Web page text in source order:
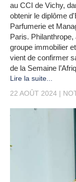
au CCI de Vichy,
obtenir le diplôme
Parfumerie et
Paris.
groupe immobilier
vient de confirmer
de la Semaine
Lire la suite...
22 AOÛT 2024